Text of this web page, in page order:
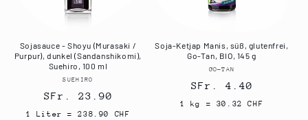
Sojasauce - Shoyu (Murasaki /
Purpur), dunkel (Sandanshikomi),
Suehiro, 100 ml
Anbieter:
SUEHIRO
Normaler
Preis
SFr. 23.90
1 Liter = 238.90 CHF
Soja-Ketjap Manis, süß, glutenfrei,
Go-Tan, BIO, 145 g
Anbieter:
GO-TAN
Normaler
Preis
SFr. 4.40
1 kg = 30.32 CHF